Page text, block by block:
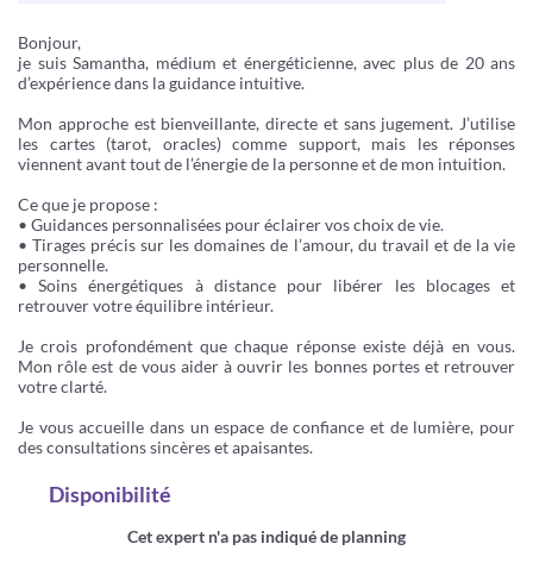
Bonjour,
je suis Samantha, médium et énergéticienne, avec plus de 20 ans
d’expérience dans la guidance intuitive.
Mon approche est bienveillante, directe et sans jugement. J’utilise
les cartes (tarot, oracles) comme support, mais les réponses
viennent avant tout de l’énergie de la personne et de mon intuition.
Ce que je propose :
• Guidances personnalisées pour éclairer vos choix de vie.
• Tirages précis sur les domaines de l’amour, du travail et de la vie
personnelle.
• Soins énergétiques à distance pour libérer les blocages et
retrouver votre équilibre intérieur.
Je crois profondément que chaque réponse existe déjà en vous.
Mon rôle est de vous aider à ouvrir les bonnes portes et retrouver
votre clarté.
Je vous accueille dans un espace de confiance et de lumière, pour
des consultations sincères et apaisantes.
Disponibilité
Cet expert n'a pas indiqué de planning